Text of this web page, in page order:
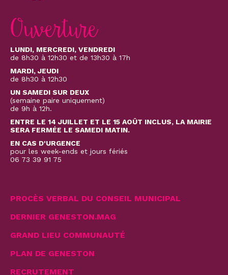
Ouverture
LUNDI, MERCREDI, VENDREDI
de 8h30 à 12h30 et de 13h30 à 17h
MARDI, JEUDI
de 8h30 à 12h30
UN SAMEDI SUR DEUX
(semaine paire uniquement)
de 9h à 12h.
ENTRE LE 14 JUILLET ET LE 15 AOÛT INCLUS, LA MAIRIE
SERA FERMÉE LE SAMEDI MATIN.
EN CAS D'URGENCE
pour les week-ends et jours fériés
06 73 39 91 75
PROCÈS VERBAL DU CONSEIL MUNICIPAL
DERNIER GENESTON.MAG
GRAND LIEU COMMUNAUTÉ
PLAN DE GENESTON
RECRUTEMENT